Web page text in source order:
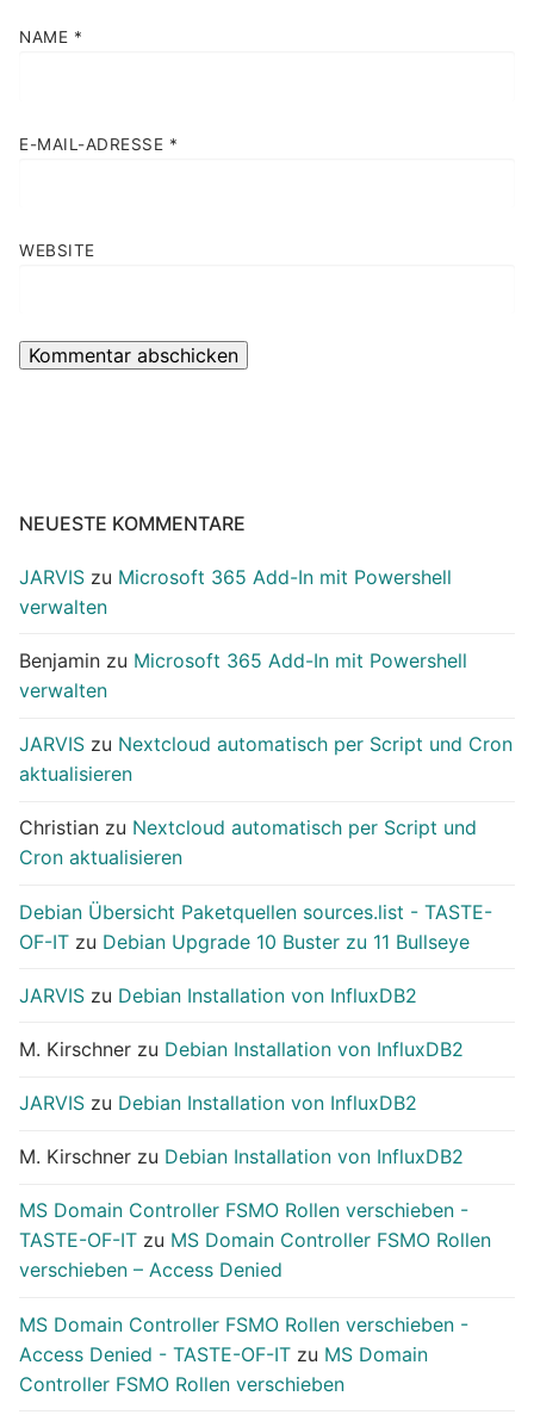
NAME *
E-MAIL-ADRESSE *
WEBSITE
NEUESTE KOMMENTARE
JARVIS zu Microsoft 365 Add-In mit Powershell
verwalten
Benjamin zu Microsoft 365 Add-In mit Powershell
verwalten
JARVIS zu Nextcloud automatisch per Script und Cron
aktualisieren
Christian zu Nextcloud automatisch per Script und
Cron aktualisieren
Debian Übersicht Paketquellen sources.list - TASTE-
OF-IT zu Debian Upgrade 10 Buster zu 11 Bullseye
JARVIS zu Debian Installation von InfluxDB2
M. Kirschner zu Debian Installation von InfluxDB2
JARVIS zu Debian Installation von InfluxDB2
M. Kirschner zu Debian Installation von InfluxDB2
MS Domain Controller FSMO Rollen verschieben -
TASTE-OF-IT zu MS Domain Controller FSMO Rollen
verschieben – Access Denied
MS Domain Controller FSMO Rollen verschieben -
Access Denied - TASTE-OF-IT zu MS Domain
Controller FSMO Rollen verschieben